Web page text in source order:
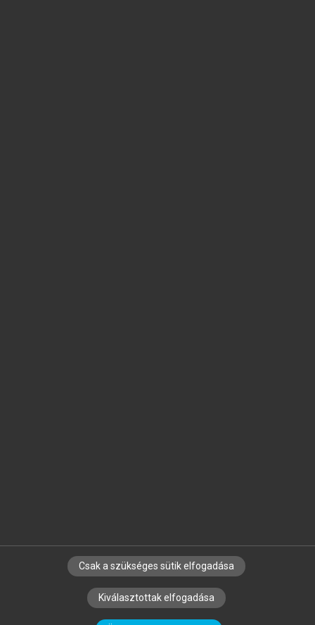
SZERZŐKNEK CÉGEKNEK KÖNYVTÁROSOKNAK
SZERKESZTÉSI ÉS LEKTORÁLÁSI ALAPELVEK
Csak a szükséges sütik elfogadása
Kiválasztottak elfogadása